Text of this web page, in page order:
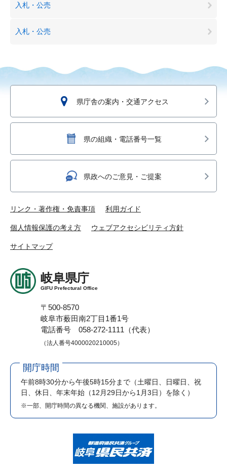
入札・公売
入札・公売
県庁舎の案内・交通アクセス
県の組織・電話番号一覧
県政へのご意見・ご提案
リンク・著作権・免責事項 利用ガイド
個人情報保護の考え方 ウェブアクセシビリティ方針
サイトマップ
岐阜県庁
GIFU Prefectural Office
〒500-8570
岐阜市薮田南2丁目1番1号
電話番号 058-272-1111（代表）
（法人番号4000020210005）
開庁時間
午前8時30分から午後5時15分まで （土曜日、日曜日、祝
日、休日、年末年始（12月29日から1月3日）を除く）
※一部、開庁時間の異なる機関、施設があります。